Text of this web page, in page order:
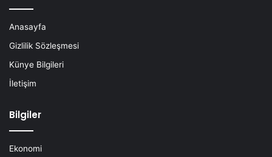
Anasayfa
Gizlilik Sözleşmesi
Künye Bilgileri
İletişim
Bilgiler
Ekonomi